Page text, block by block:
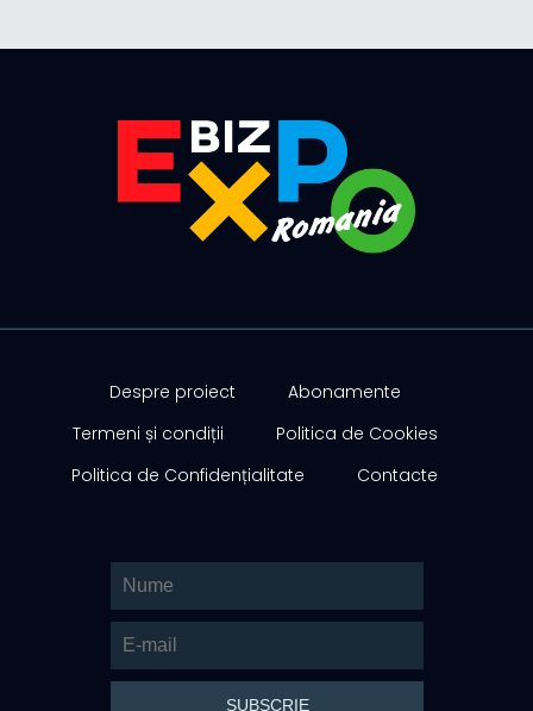
Despre proiect
Abonamente
Termeni și condiții
Politica de Cookies
Politica de Confidențialitate
Contacte